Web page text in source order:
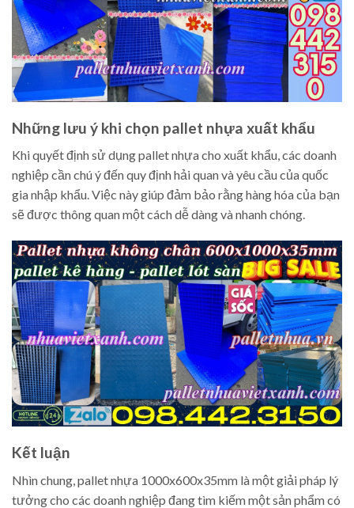
Những lưu ý khi chọn pallet nhựa xuất khẩu
Khi quyết định sử dụng pallet nhựa cho xuất khẩu, các doanh
nghiệp cần chú ý đến quy định hải quan và yêu cầu của quốc
gia nhập khẩu. Việc này giúp đảm bảo rằng hàng hóa của bạn
sẽ được thông quan một cách dễ dàng và nhanh chóng.
Kết luận
Nhìn chung, pallet nhựa 1000x600x35mm là một giải pháp lý
tưởng cho các doanh nghiệp đang tìm kiếm một sản phẩm có